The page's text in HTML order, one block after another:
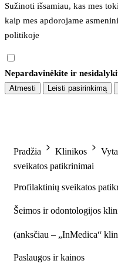
Sužinoti išsamiau, kas mes
kaip mes apdorojame
politikoje
Nepardavinėkite ir
Atmesti Leisti pasirinkimą
Pradžia Klinikos
sveikatos patikrinimai
Profilaktinių sveikatos
Šeimos ir odontologijos
(anksčiau – „InMedica“
Paslaugos ir kainos